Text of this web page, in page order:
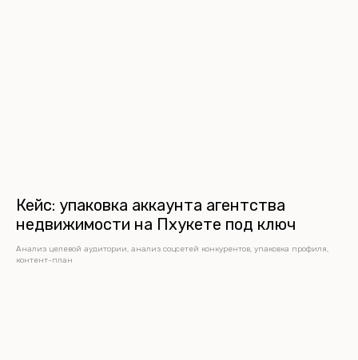
Кейс: упаковка аккаунта агентства
недвижимости на Пхукете под ключ
Анализ целевой аудитории, анализ соцсетей конкурентов, упаковка профиля,
контент-план